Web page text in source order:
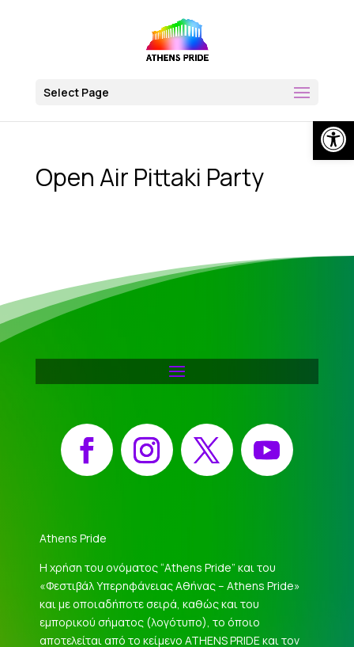
Select Page
Open Air Pittaki Party
Facebook Instagram X YouTube
Athens Pride
Η χρήση του ονόματος “Athens Pride” και του
«Φεστιβάλ Υπερηφάνειας Αθήνας – Athens Pride»
και με οποιαδήποτε σειρά, καθώς και του
εμπορικού σήματος (λογότυπο), το όποιο
αποτελείται από το κείμενο ATHENS PRIDE και τον